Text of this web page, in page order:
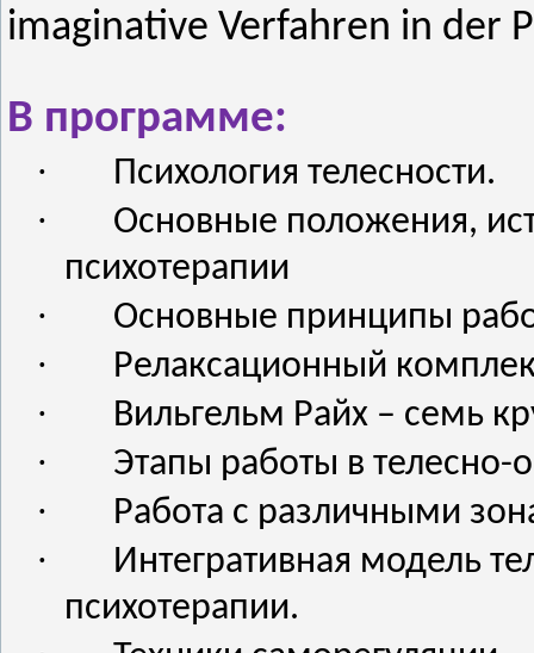
imaginative Verfahren in der
В программе:
· Психология телесности.
·
Основные положения,
психотерапии
· Основные принципы
· Релаксационный
· Вильгельм Райх – семь
· Этапы работы в телесно-
· Работа с различными
·
Интегративная модель
психотерапии.